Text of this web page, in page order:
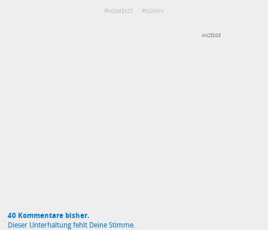
HOMEKIT SOMFY
40 Kommentare bisher.
Dieser Unterhaltung fehlt Deine Stimme.